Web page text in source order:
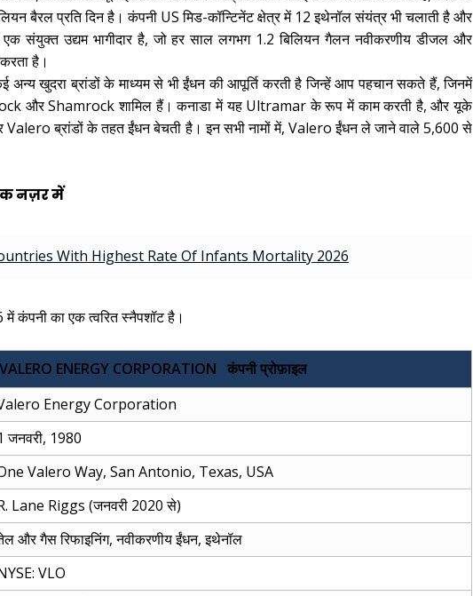
बैरल प्रति दिन है। कंपनी US मिड-कॉन्टिनेंट क्षेत्र में 12 इथेनॉल संयंत्र भी चलाती है और
संयुक्त उद्यम भागीदार है, जो हर साल लगभग 1.2 बिलियन गैलन नवीकरणीय डीजल और
है।
खुदरा ब्रांडों के माध्यम से भी ईंधन की आपूर्ति करती है जिन्हें आप पहचान सकते हैं, जिनमें
और Shamrock शामिल हैं। कनाडा में यह Ultramar के रूप में काम करती है, और यूके
ब्रांडों के तहत ईंधन बेचती है। इन सभी नामों में, Valero ईंधन ले जाने वाले 5,600 से
नज़र में
With Highest Rate Of Infants Mortality 2026
कंपनी का एक त्वरित स्नैपशॉट है।
VALERO ENERGY CORPORATION कंपनी प्रोफ़ाइल
Energy Corporation
जनवरी, 1980
Valero Way, San Antonio, Texas, USA
Lane Riggs (जनवरी 2020 से)
और गैस रिफाइनिंग, नवीकरणीय ईंधन, इथेनॉल
VLO